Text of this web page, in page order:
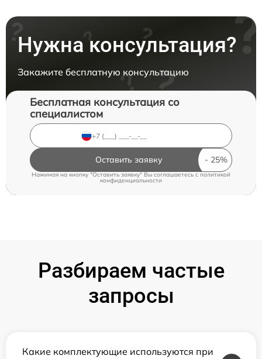
Нужна консультация?
Закажите бесплатную консультацию
Бесплатная консультация со
специалистом
Оставить заявку
Нажимая на кнопку "Оставить заявку" Вы соглашаетесь cполитикой
конфиденциальности
Разбираем частые
запросы
Какие комплектующие используются при